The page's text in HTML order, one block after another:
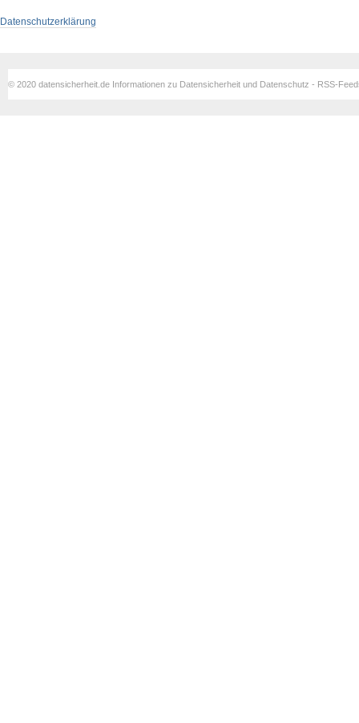
Datenschutzerklärung
© 2020 datensicherheit.de Informationen zu Datensicherheit und Datenschutz - RSS-